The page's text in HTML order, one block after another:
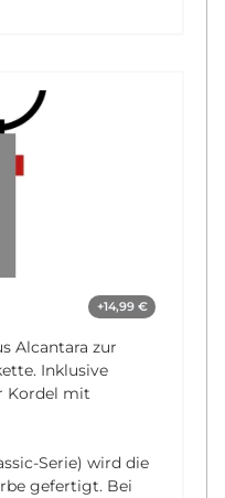
+14,99 €
Alcantara zur
Inklusive
Kordel mit
Serie) wird die
gefertigt. Bei